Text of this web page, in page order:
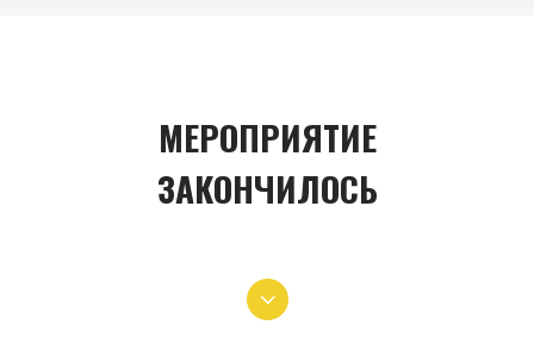
МЕРОПРИЯТИЕ
ЗАКОНЧИЛОСЬ